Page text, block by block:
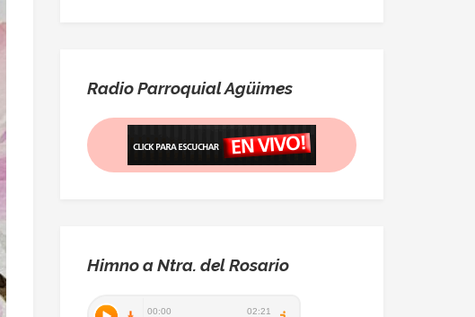
Radio Parroquial Agüimes
Himno a Ntra. del Rosario